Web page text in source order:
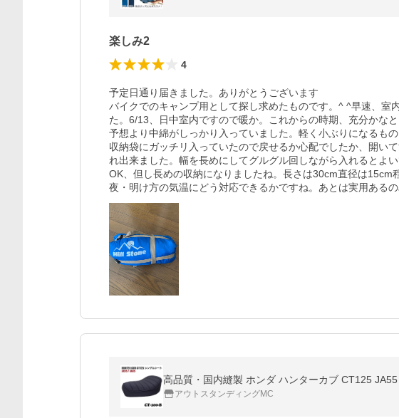
楽しみ2
4
予定日通り届きました。ありがとうございます
バイクでのキャンプ用として探し求めたものです。^ ^早速、室
た。6/13、日中室内ですので暖か。これからの時期、充分かなと
予想より中綿がしっかり入っていました。軽く小ぶりになるもの
収納袋にガッチリ入っていたので戻せるか心配でしたか、開い
れ出来ました。幅を長めにしてグルグル回しながら入れるとよ
OK、但し長めの収納になりましたね。長さは30cm直径は15cm
高品質・国内縫製 ホンダ ハンターカブ CT125
アウトスタンディングMC